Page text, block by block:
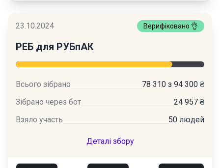
23.10.2024 Верифіковано 👌
РЕБ для РУБпАК
Всього зібрано
78 310 з 94 300 ₴
Зібрано через бот
24 957 ₴
Взяло участь
50 людей
Деталі збору